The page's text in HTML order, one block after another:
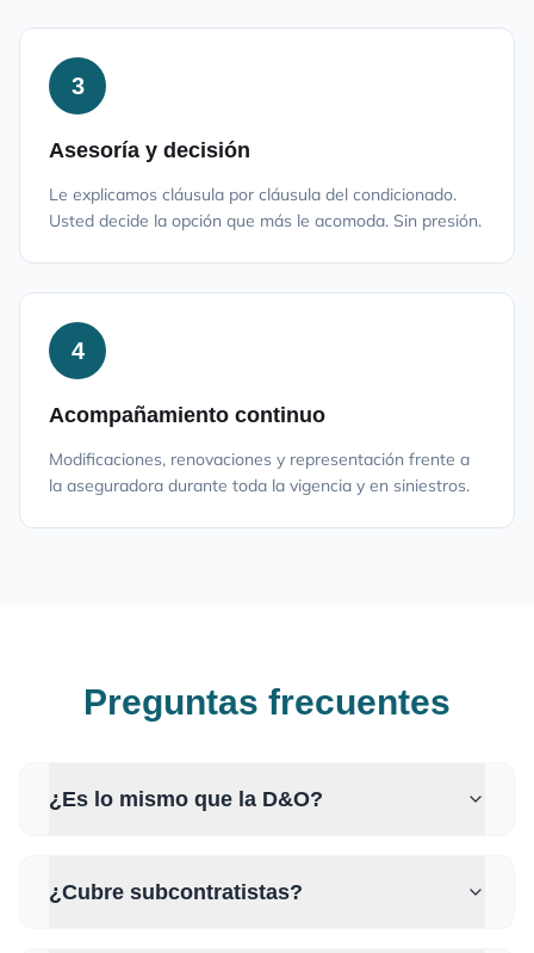
3
Asesoría y decisión
Le explicamos cláusula por cláusula del condicionado.
Usted decide la opción que más le acomoda. Sin presión.
4
Acompañamiento continuo
Modificaciones, renovaciones y representación frente a
la aseguradora durante toda la vigencia y en siniestros.
Preguntas frecuentes
¿Es lo mismo que la D&O?
¿Cubre subcontratistas?